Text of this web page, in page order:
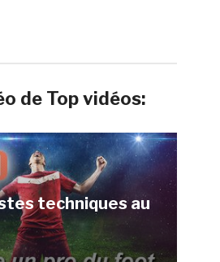
de Top vidéos:
techniques au